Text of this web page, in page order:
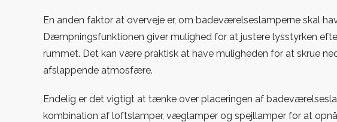
En anden faktor at overveje er, om badeværelseslamperne skal
Dæmpningsfunktionen giver mulighed for at justere lysstyrken
rummet. Det kan være praktisk at have muligheden for at skrue
afslappende atmosfære.
Endelig er det vigtigt at tænke over placeringen af
kombination af loftslamper, væglamper og spejllamper for at